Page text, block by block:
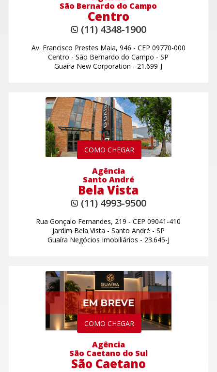
São Bernardo do Campo
Centro
(11) 4348-1900
Av. Francisco Prestes Maia, 946 - CEP 09770-000
Centro -São Bernardo do Campo - SP
Guaíra New Corporation - 21.699-J
COMO CHEGAR
Agência
Santo André
Bela Vista
(11) 4993-9500
Rua Gonçalo Fernandes, 219 -CEP 09041-410
Jardim Bela Vista - Santo André - SP
Guaíra Negócios Imobiliários - 23.645-J
COMO CHEGAR
Agência
São Caetano do Sul
São Caetano